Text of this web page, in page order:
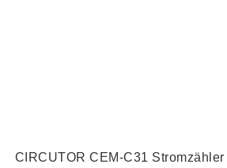
CIRCUTOR CEM-C31